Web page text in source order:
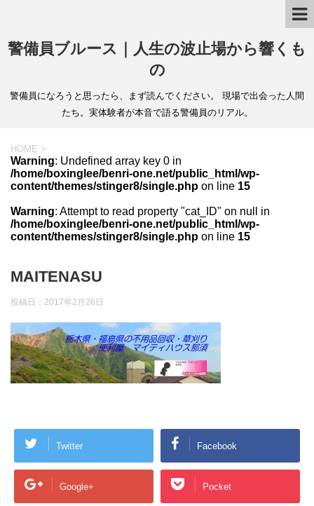
警備員ブルース｜人生の波止場から響くも
の
警備員になろうと思ったら、まず読んでください。 現場で出会った人間
たち。実体験者が本音で語る警備員のリアル。
HOME >
Warning: Undefined array key 0 in
/home/boxinglee/benri-one.net/public_html/wp-
content/themes/stinger8/single.php on line 15
Warning: Attempt to read property "cat_ID" on null in
/home/boxinglee/benri-one.net/public_html/wp-
content/themes/stinger8/single.php on line 15
MAITENASU
投稿日： 2017年2月26日
Twitter Facebook
Google+ Pocket